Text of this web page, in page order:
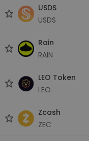
USDS
USDS
Rain
RAIN
LEO Token
LEO
Zcash
ZEC